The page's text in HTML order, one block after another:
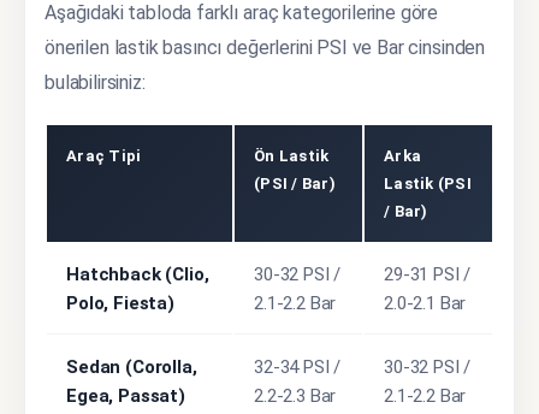
Aşağıdaki tabloda farklı araç kategorilerine göre
önerilen lastik basıncı değerlerini PSI ve Bar cinsinden
bulabilirsiniz:
Araç Tipi
Ön Lastik
(PSI / Bar)
Arka
Lastik (PSI
/ Bar)
Hatchback (Clio,
Polo, Fiesta)
30-32 PSI /
2.1-2.2 Bar
29-31 PSI /
2.0-2.1 Bar
Sedan (Corolla,
Egea, Passat)
32-34 PSI /
2.2-2.3 Bar
30-32 PSI /
2.1-2.2 Bar